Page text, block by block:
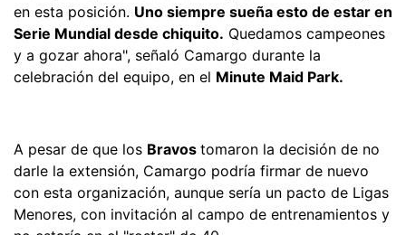
en esta posición. Uno siempre sueña esto de estar en
Serie Mundial desde chiquito. Quedamos campeones
y a gozar ahora", señaló Camargo durante la
celebración del equipo, en el Minute Maid Park.
A pesar de que los Bravos tomaron la decisión de no
darle la extensión, Camargo podría firmar de nuevo
con esta organización, aunque sería un pacto de Ligas
Menores, con invitación al campo de entrenamientos y